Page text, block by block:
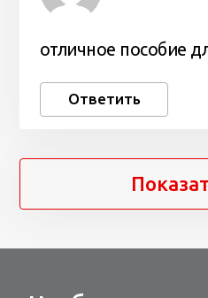
отличное пособие
Ответить